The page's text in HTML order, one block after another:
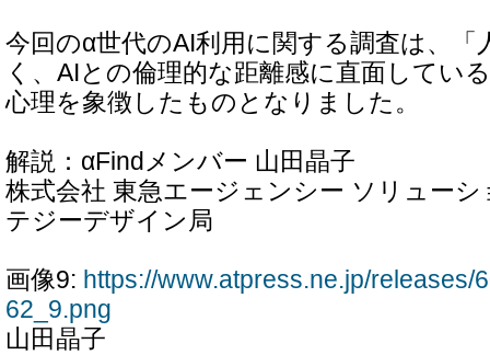
今回のα世代のAI利用に関する調査は、「
く、AIとの倫理的な距離感に直面してい
心理を象徴したものとなりました。
解説：αFindメンバー 山田晶子
株式会社 東急エージェンシー ソリュー
テジーデザイン局
画像9: https://www.atpress.ne.jp/releases/
62_9.png
山田晶子